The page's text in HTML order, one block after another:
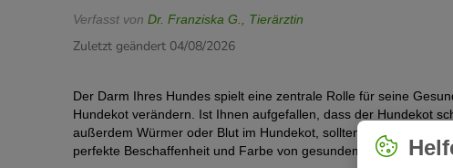
Verfasst von Dr. Franziska G., Tierärztin
Zuletzt geändert 04/08/2026
Der Darm Ihres Hundes spielt eine zentrale Rolle für seine
Hundekot verändern. Ist Ihnen aufgefallen, dass der Hundekot
außerdem Würmer oder Blut im Hundekot, sollten Sie handeln.
perfekte Beschaffenheit und Farbe von gesundem Hundekot.